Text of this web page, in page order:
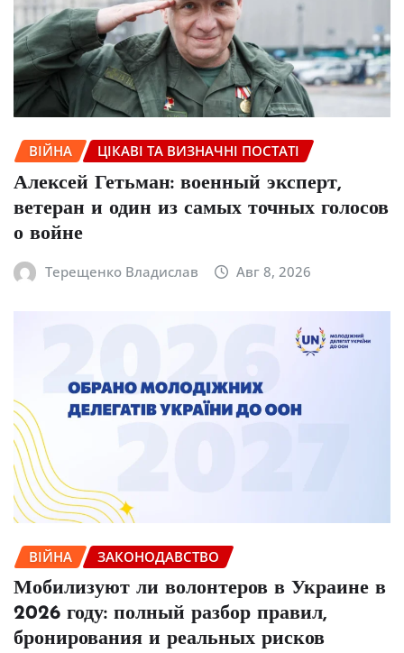
ВІЙНА ЦІКАВІ ТА ВИЗНАЧНІ ПОСТАТІ
Алексей Гетьман: военный эксперт,
ветеран и один из самых точных голосов
о войне
Терещенко Владислав Авг 8, 2026
ВІЙНА ЗАКОНОДАВСТВО
Мобилизуют ли волонтеров в Украине в
2026 году: полный разбор правил,
бронирования и реальных рисков